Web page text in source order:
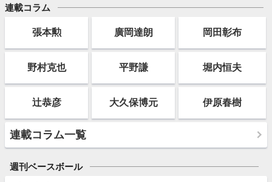
連載コラム
張本勲 廣岡達朗 岡田彰布
野村克也 平野謙 堀内恒夫
辻恭彦 大久保博元 伊原春樹
連載コラム一覧
週刊ベースボール